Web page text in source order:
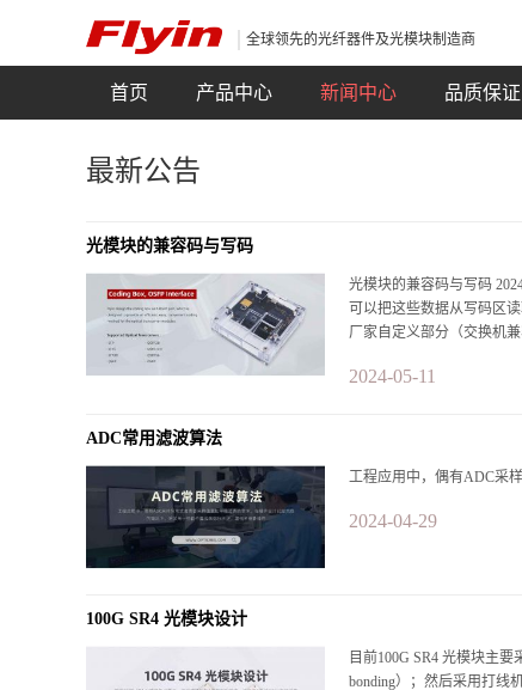
全球领先的光纤器件及光模块制造商
首页 产品中心 新闻中心 品质保证
最新公告
光模块的兼容码与写码
光模块的兼容码与写码
可以把这些数据从写码区
厂家自定义部分（交换机
2024-05-11
ADC常用滤波算法
工程应用中，偶有ADC采
2024-04-29
100G SR4 光模块设计
目前100G SR4 光模块主
bonding）；然后采用打线